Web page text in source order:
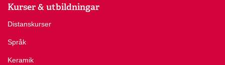
Kurser & utbildningar
Distanskurser
Språk
Keramik